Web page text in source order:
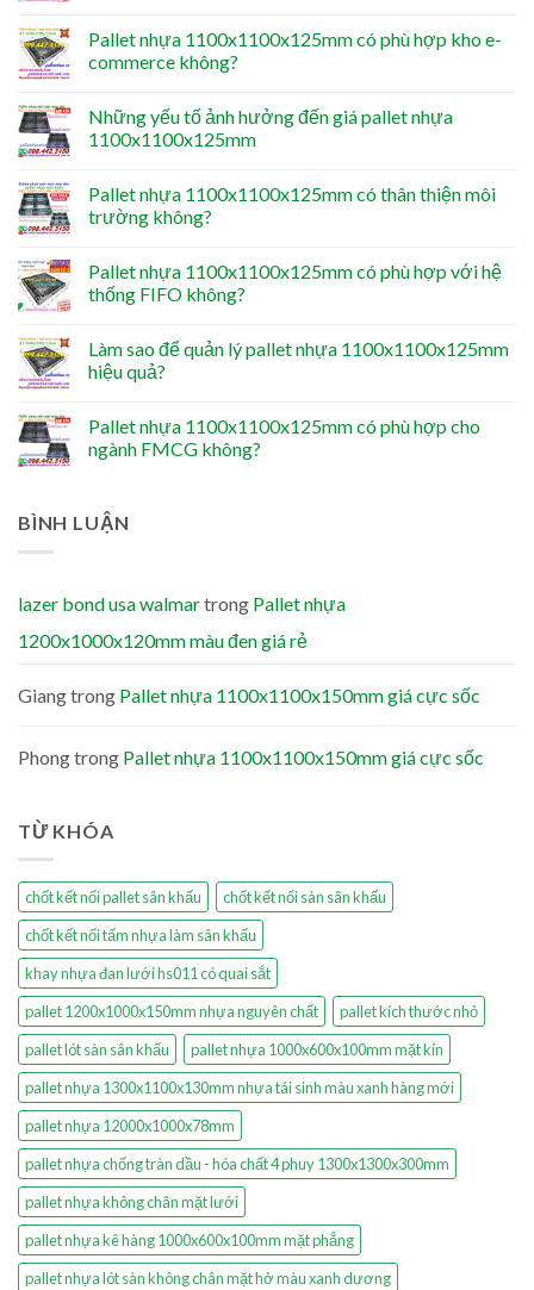
Pallet nhựa 1100x1100x125mm có phù hợp kho e-
commerce không?
Những yếu tố ảnh hưởng đến giá pallet nhựa
1100x1100x125mm
Pallet nhựa 1100x1100x125mm có thân thiện môi
trường không?
Pallet nhựa 1100x1100x125mm có phù hợp với hệ
thống FIFO không?
Làm sao để quản lý pallet nhựa 1100x1100x125mm
hiệu quả?
Pallet nhựa 1100x1100x125mm có phù hợp cho
ngành FMCG không?
BÌNH LUẬN
lazer bond usa walmartrong Pallet nhựa
1200x1000x120mm màu đen giá rẻ
Giangtrong Pallet nhựa 1100x1100x150mm giá cực sốc
Phongtrong Pallet nhựa 1100x1100x150mm giá cực sốc
TỪ KHÓA
chốt kết nối pallet sân khấu
chốt kết nối sàn sân khấu
chốt kết nối tấm nhựa làm sân khấu
khay nhựa đan lưới hs011 có quai sắt
pallet 1200x1000x150mm nhựa nguyên chất
pallet kích thước nhỏ
pallet lót sàn sân khấu
pallet nhựa 1000x600x100mm mặt kín
pallet nhựa 1300x1100x130mm nhựa tái sinh màu xanh hàng mới
pallet nhựa 12000x1000x78mm
pallet nhựa chống tràn dầu - hóa chất 4 phuy 1300x1300x300mm
pallet nhựa không chân mặt lưới
pallet nhựa kê hàng 1000x600x100mm mặt phẳng
pallet nhựa lót sàn không chân mặt hở màu xanh dương